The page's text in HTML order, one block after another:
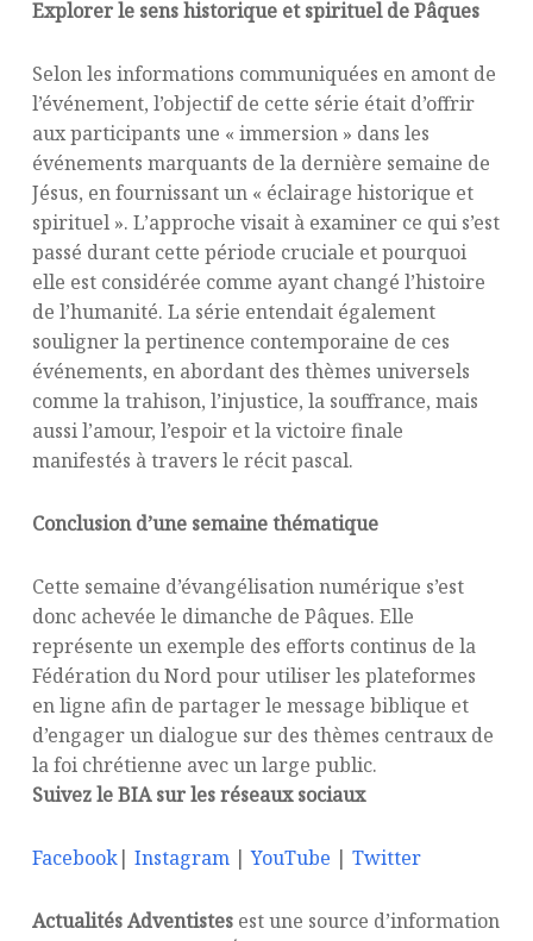
Explorer le sens historique et spirituel de Pâques
Selon les informations communiquées en amont de
l’événement, l’objectif de cette série était d’offrir
aux participants une « immersion » dans les
événements marquants de la dernière semaine de
Jésus, en fournissant un « éclairage historique et
spirituel ». L’approche visait à examiner ce qui s’est
passé durant cette période cruciale et pourquoi
elle est considérée comme ayant changé l’histoire
de l’humanité. La série entendait également
souligner la pertinence contemporaine de ces
événements, en abordant des thèmes universels
comme la trahison, l’injustice, la souffrance, mais
aussi l’amour, l’espoir et la victoire finale
manifestés à travers le récit pascal.
Conclusion d’une semaine thématique
Cette semaine d’évangélisation numérique s’est
donc achevée le dimanche de Pâques. Elle
représente un exemple des efforts continus de la
Fédération du Nord pour utiliser les plateformes
en ligne afin de partager le message biblique et
d’engager un dialogue sur des thèmes centraux de
la foi chrétienne avec un large public.
Suivez le BIA sur les réseaux sociaux
Facebook| Instagram|YouTube | Twitter
Actualités Adventistesest une source d’information